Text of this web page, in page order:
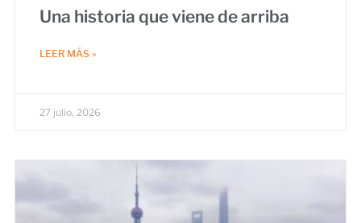
Una historia que viene de arriba
LEER MÁS »
27 julio, 2026